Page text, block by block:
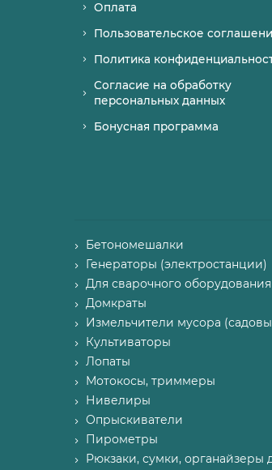
Оплата
Пользовательское
Политика
Согласие на обработку
персональных данных
Бонусная программа
Бетономешалки
Генераторы (электростанции)
Для сварочного оборудования
Домкраты
Измельчители мусора
Культиваторы
Лопаты
Мотокосы, триммеры
Нивелиры
Опрыскиватели
Пирометры
Рюкзаки, сумки, органайзеры